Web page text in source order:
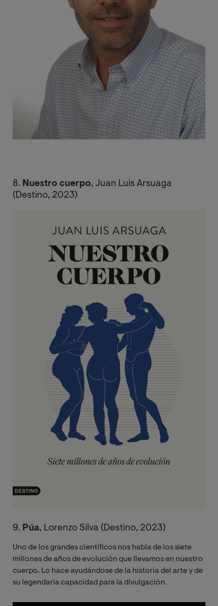
8. Nuestro cuerpo, Juan Luis Arsuaga
(Destino, 2023)
9. Púa, Lorenzo Silva (Destino, 2023)
Uno de los grandes científicos nos habla de los siete
millones de años de evolución que llevamos en nuestro
cuerpo. Lo hace ayudándose de la historia del arte y de
su legendaria capacidad para la divulgación.